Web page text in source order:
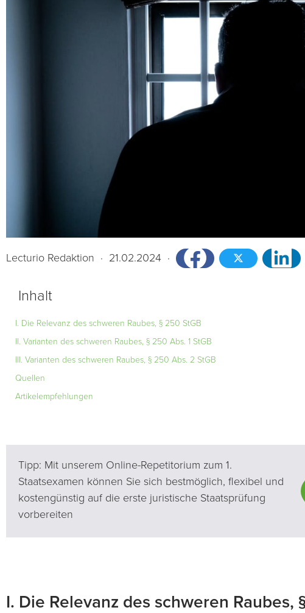
Lecturio Redaktion · 21.02.2024 ·
Inhalt
I. Die Relevanz des schweren Raubes, § 250 StGB
II. Varianten des schweren Raubes, § 250 Abs. 1 StGB
III. Varianten des schweren Raubes, § 250 Abs. 2 StGB
Quellen
Artikelempfehlungen
Tipp: Mit unserem Online-Repetitorium zum 1.
Staatsexamen können Sie sich bestmöglich, flexibel und
kostengünstig auf die erste juristische Staatsprüfung
vorbereiten
I. Die Relevanz des schweren Raubes,